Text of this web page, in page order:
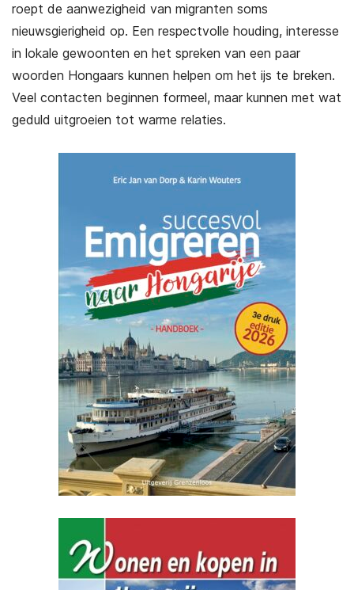
roept de aanwezigheid van migranten soms
nieuwsgierigheid op. Een respectvolle houding, interesse
in lokale gewoonten en het spreken van een paar
woorden Hongaars kunnen helpen om het ijs te breken.
Veel contacten beginnen formeel, maar kunnen met wat
geduld uitgroeien tot warme relaties.